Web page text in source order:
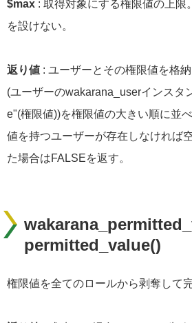
$max : 取得対象にする権限値の上限
を設けない。
返り値 : ユーザーとその権限値を格
(ユーザーのwakarana_userインスタ
e"(権限値))を権限値の大きい順に並
値を持つユーザーが存在しなければ
た場合はFALSEを返す。
permitted_value()
権限値を全てのロールから剥奪して